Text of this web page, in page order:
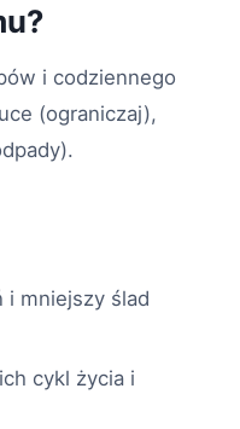
i codziennego
(ograniczaj),
i mniejszy ślad
cykl życia i